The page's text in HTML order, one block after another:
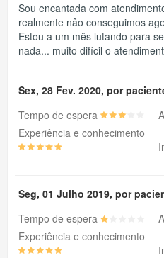
Sou encantada com
realmente nâo conseguimos
Estou a um mês lutando para
nada... muito difícil o
Sex, 28 Fev. 2020, por
Tempo de espera
Experiência e conhecimento
Seg, 01 Julho 2019, por
Tempo de espera
Experiência e conhecimento